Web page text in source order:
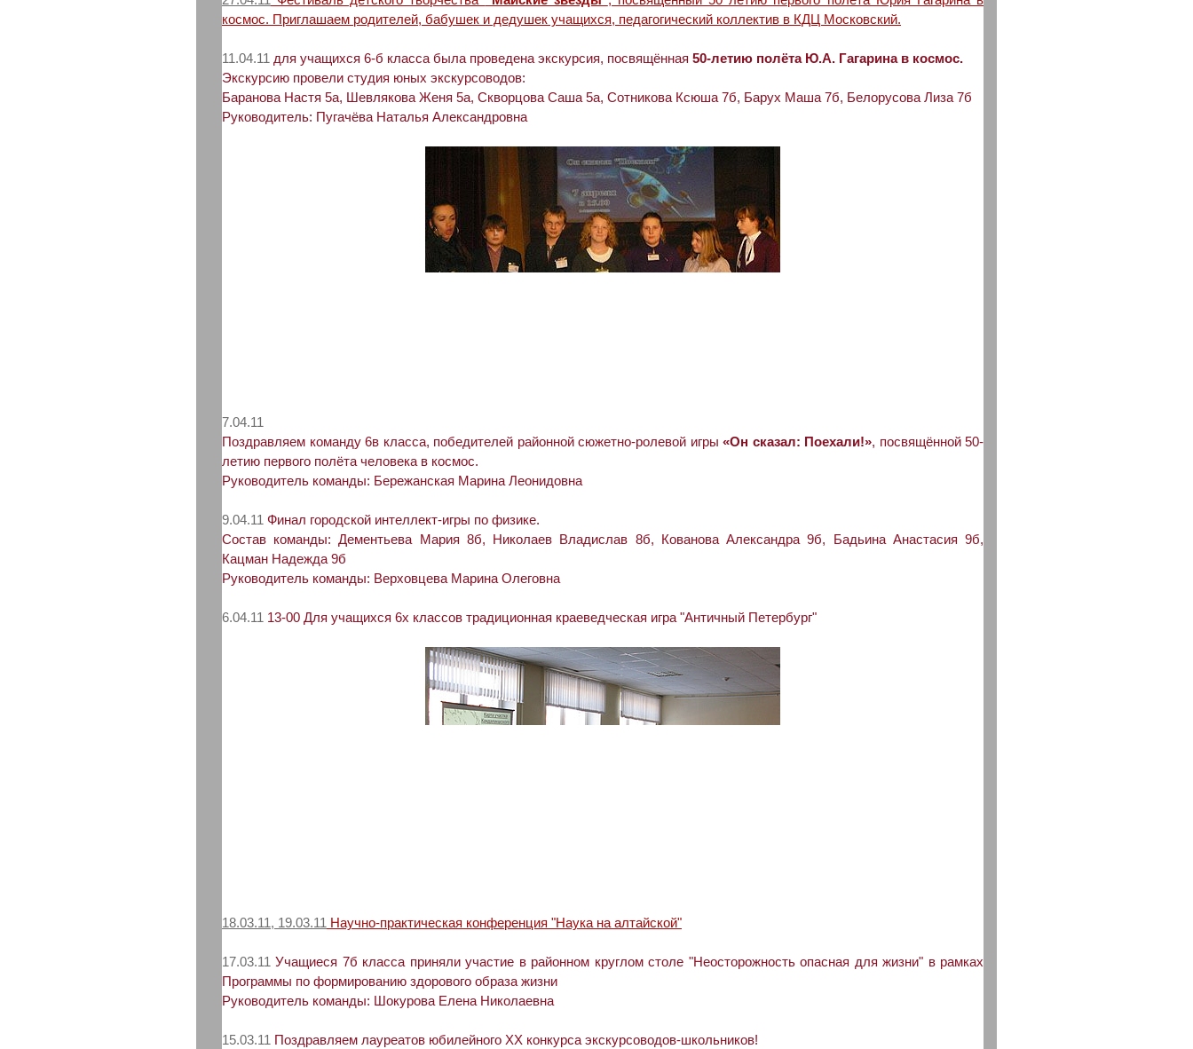
космос. Приглашаем родителей, бабушек и дедушек учащихся, педагогический коллектив в КДЦ Московский.
11.04.11 для учащихся 6-б класса была проведена экскурсия, посвящённая 50-летию полёта Ю.А. Гагарина в космос.
Экскурсию провели студия юных экскурсоводов:
Баранова Настя 5а, Шевлякова Женя 5а, Скворцова Саша 5а, Сотникова Ксюша 7б, Барух Маша 7б, Белорусова Лиза 7б
Руководитель: Пугачёва Наталья Александровна
7.04.11
Поздравляем команду 6в класса, победителей районной сюжетно-ролевой игры «Он сказал: Поехали!», посвящённой 50-
летию первого полёта человека в космос.
Руководитель команды: Бережанская Марина Леонидовна
9.04.11 Финал городской интеллект-игры по физике.
Состав команды: Дементьева Мария 8б, Николаев Владислав 8б, Кованова Александра 9б, Бадьина Анастасия 9б,
Кацман Надежда 9б
Руководитель команды: Верховцева Марина Олеговна
6.04.11 13-00 Для учащихся 6х классов традиционная краеведческая игра "Античный Петербург"
18.03.11, 19.03.11 Научно-практическая конференция "Наука на алтайской"
17.03.11 Учащиеся 7б класса приняли участие в районном круглом столе "Неосторожность опасная для жизни" в рамках
Программы по формированию здорового образа жизни
Руководитель команды: Шокурова Елена Николаевна
15.03.11 Поздравляем лауреатов юбилейного XX конкурса экскурсоводов-школьников!